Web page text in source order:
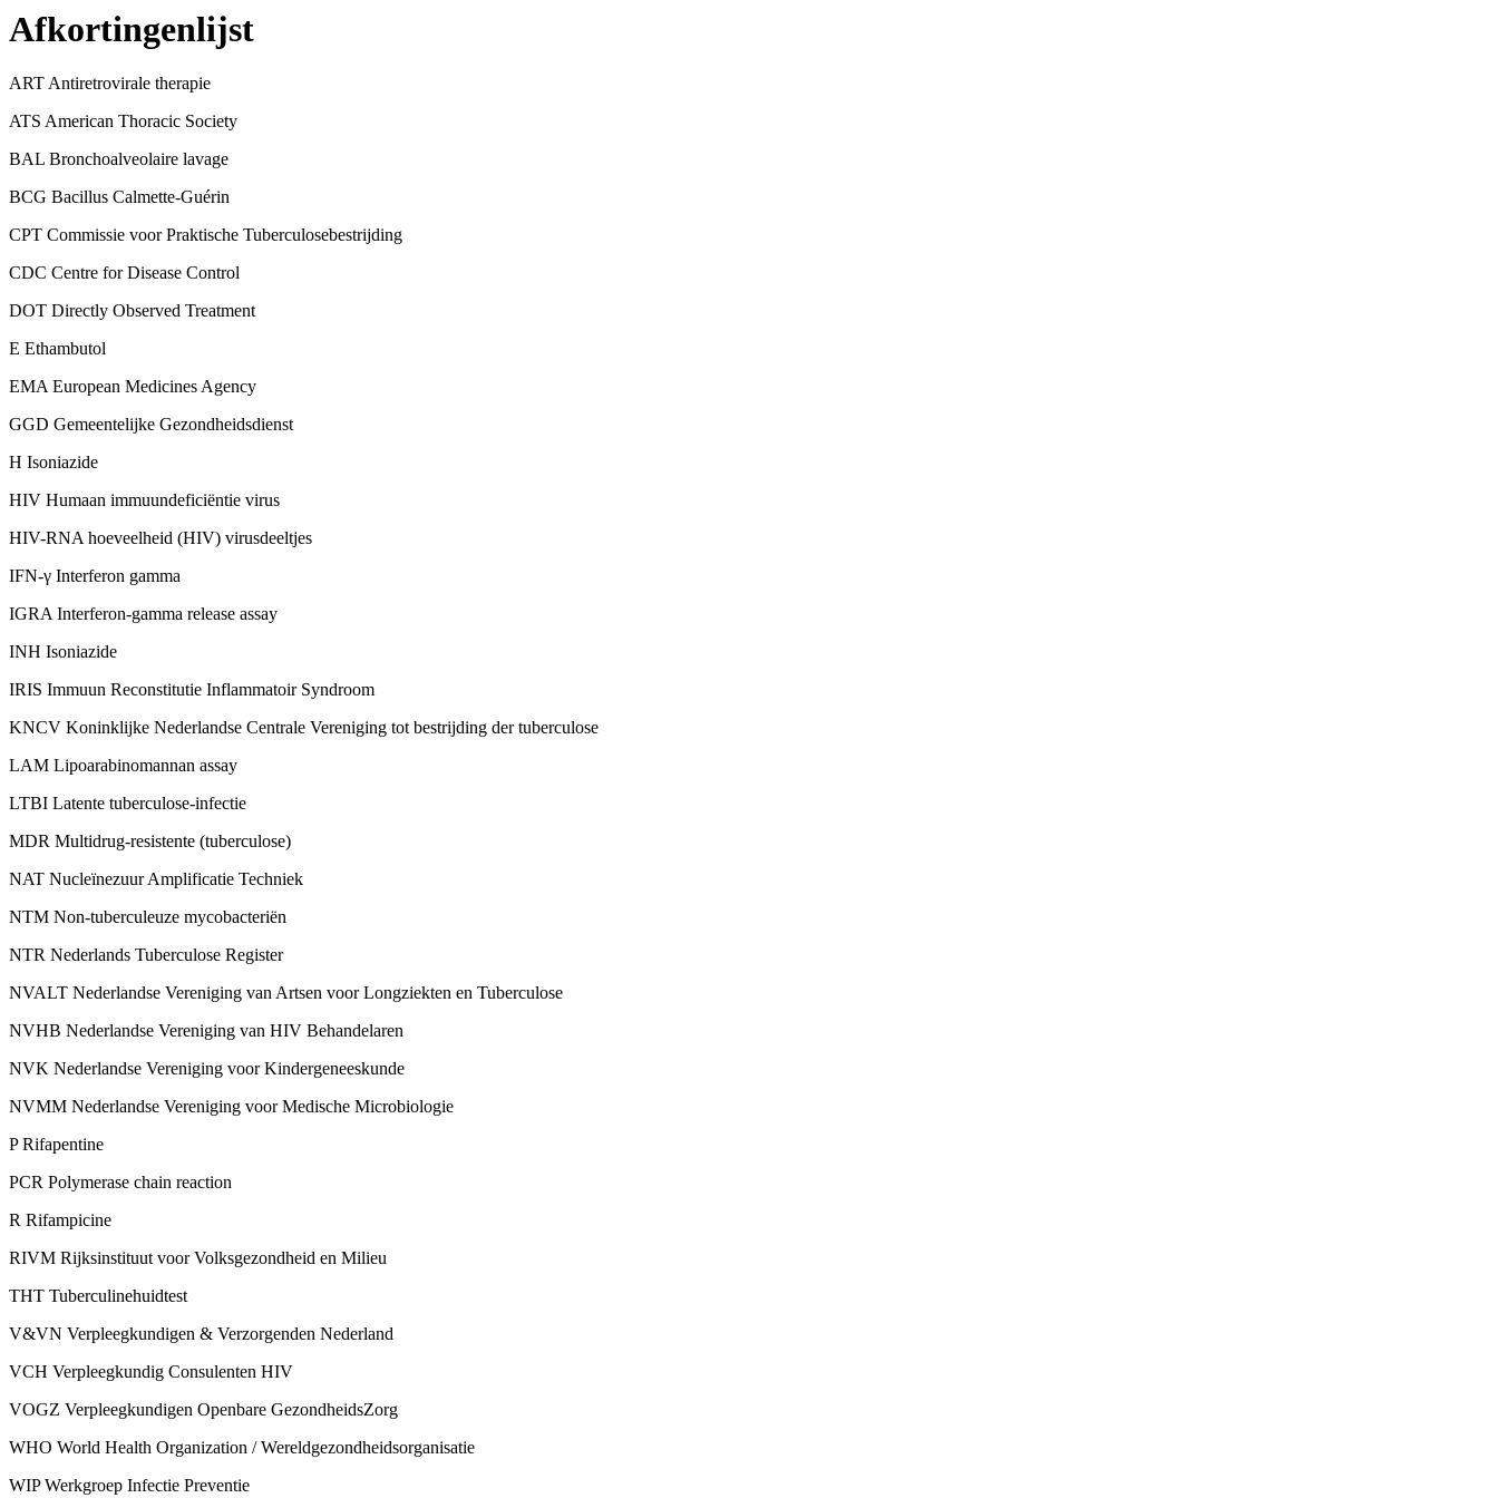
Afkortingenlijst
ART Antiretrovirale therapie
ATS American Thoracic Society
BAL Bronchoalveolaire lavage
BCG Bacillus Calmette-Guérin
CPT Commissie voor Praktische Tuberculosebestrijding
CDC Centre for Disease Control
DOT Directly Observed Treatment
E Ethambutol
EMA European Medicines Agency
GGD Gemeentelijke Gezondheidsdienst
H Isoniazide
HIV Humaan immuundeficiëntie virus
HIV-RNA hoeveelheid (HIV) virusdeeltjes
IFN-γ Interferon gamma
IGRA Interferon-gamma release assay
INH Isoniazide
IRIS Immuun Reconstitutie Inflammatoir Syndroom
KNCV Koninklijke Nederlandse Centrale Vereniging tot bestrijding der tuberculose
LAM Lipoarabinomannan assay
LTBI Latente tuberculose-infectie
MDR Multidrug-resistente (tuberculose)
NAT Nucleïnezuur Amplificatie Techniek
NTM Non-tuberculeuze mycobacteriën
NTR Nederlands Tuberculose Register
NVALT Nederlandse Vereniging van Artsen voor Longziekten en Tuberculose
NVHB Nederlandse Vereniging van HIV Behandelaren
NVK Nederlandse Vereniging voor Kindergeneeskunde
NVMM Nederlandse Vereniging voor Medische Microbiologie
P Rifapentine
PCR Polymerase chain reaction
R Rifampicine
RIVM Rijksinstituut voor Volksgezondheid en Milieu
THT Tuberculinehuidtest
V&VN Verpleegkundigen & Verzorgenden Nederland
VCH Verpleegkundig Consulenten HIV
VOGZ Verpleegkundigen Openbare GezondheidsZorg
WHO World Health Organization / Wereldgezondheidsorganisatie
WIP Werkgroep Infectie Preventie